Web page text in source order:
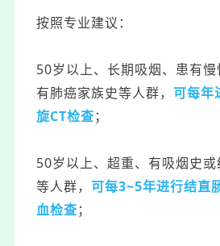
按照专业建议：
50岁以上、长期吸烟、患有慢
有肺癌家族史等人群， 可每年
旋CT检查；
50岁以上、超重、有吸烟史
等人群， 可每3~5年进行结直
血检查；